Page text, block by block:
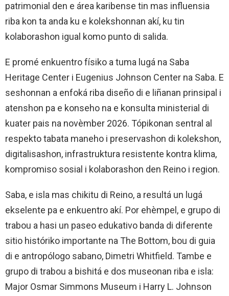
patrimonial den e área karibense tin mas influensia
riba kon ta anda ku e kolekshonnan akí, ku tin
kolaborashon igual komo punto di salida.
E promé enkuentro físiko a tuma lugá na Saba
Heritage Center i Eugenius Johnson Center na Saba. E
seshonnan a enfoká riba diseño di e liñanan prinsipal i
atenshon pa e konseho na e konsulta ministerial di
kuater pais na novèmber 2026. Tópikonan sentral al
respekto tabata maneho i preservashon di kolekshon,
digitalisashon, infrastruktura resistente kontra klima,
kompromiso sosial i kolaborashon den Reino i region.
Saba, e isla mas chikitu di Reino, a resultá un lugá
ekselente pa e enkuentro akí. Por ehèmpel, e grupo di
trabou a hasi un paseo edukativo banda di diferente
sitio históriko importante na The Bottom, bou di guia
di e antropólogo sabano, Dimetri Whitfield. Tambe e
grupo di trabou a bishitá e dos museonan riba e isla:
Major Osmar Simmons Museum i Harry L. Johnson